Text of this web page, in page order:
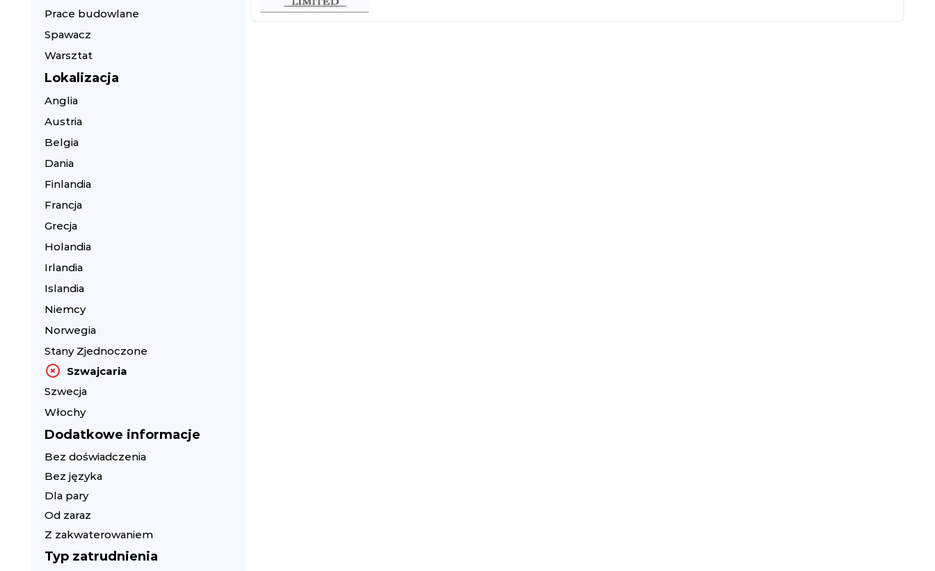
Prace budowlane
Spawacz
Warsztat
Lokalizacja
Anglia
Austria
Belgia
Dania
Finlandia
Francja
Grecja
Holandia
Irlandia
Islandia
Niemcy
Norwegia
Stany Zjednoczone
Szwajcaria
Szwecja
Włochy
Dodatkowe informacje
Bez doświadczenia
Bez języka
Dla pary
Od zaraz
Z zakwaterowaniem
Typ zatrudnienia